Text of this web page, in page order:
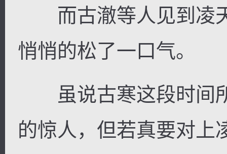
而古澈等人见到凌
悄悄的松了一口气。
虽说古寒这段时间
的惊人，但若真要对上